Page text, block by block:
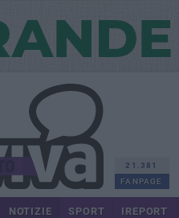
21.381
FANPAGE
NOTIZIE SPORT IREPORT